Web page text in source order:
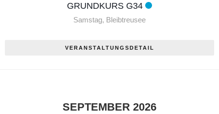
GRUNDKURS G34
Samstag, Bleibtreusee
VERANSTALTUNGSDETAIL
SEPTEMBER 2026